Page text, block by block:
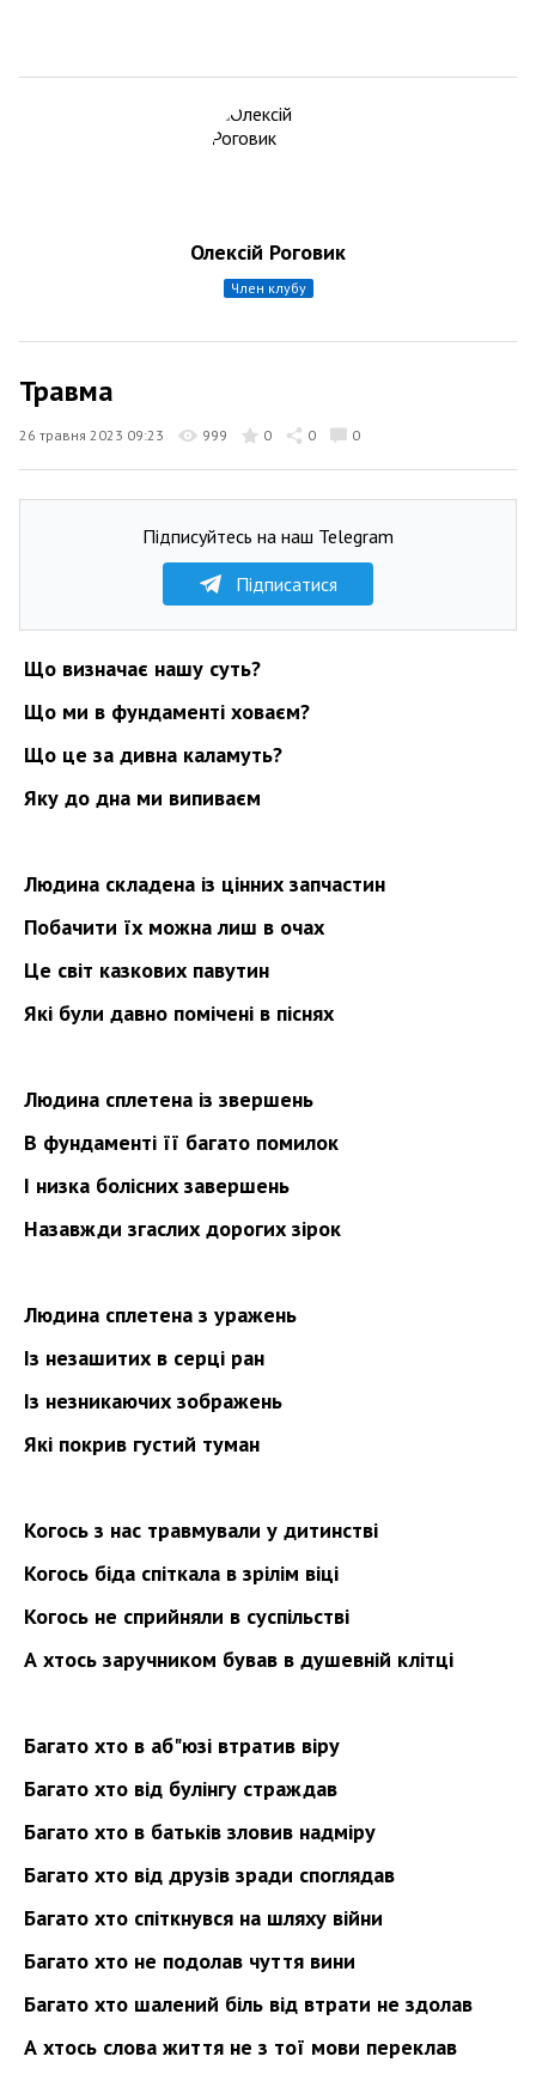
Олексій Роговик
член клубу
Травма
26 травня 2023 09:23 999 0 0 0
Підписуйтесь на наш Telegram
Підписатися
Що визначає нашу суть?
Що ми в фундаменті ховаєм?
Що це за дивна каламуть?
Яку до дна ми випиваєм
Людина складена із цінних запчастин
Побачити їх можна лиш в очах
Це світ казкових павутин
Які були давно помічені в піснях
Людина сплетена із звершень
В фундаменті її багато помилок
І низка болісних завершень
Назавжди згаслих дорогих зірок
Людина сплетена з уражень
Із незашитих в серці ран
Із незникаючих зображень
Які покрив густий туман
Когось з нас травмували у дитинстві
Когось біда спіткала в зрілім віці
Когось не сприйняли в суспільстві
А хтось заручником бував в душевній клітці
Багато хто в аб"юзі втратив віру
Багато хто від булінгу страждав
Багато хто в батьків зловив надміру
Багато хто від друзів зради споглядав
Багато хто спіткнувся на шляху війни
Багато хто не подолав чуття вини
Багато хто шалений біль від втрати не здолав
А хтось слова життя не з тої мови переклав